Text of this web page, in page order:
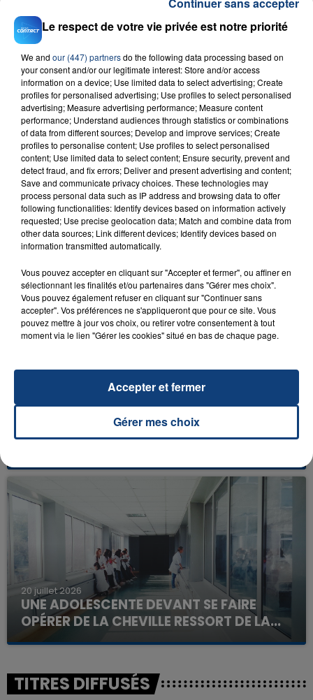
Let Me Be
THE SECOND VOICE
RADIO CONTACT
FIL D'ACTU
INCENDIE MORTEL À LENS : UNE FEMME ET
Un homme s'est immolé par le feu après avoir
aspergé sa compagne et leur bébé de trois mois
d'un liquide inflammable.
20 juillet 2026
UNE ADOLESCENTE DEVANT SE FAIRE
OPÉRER DE LA CHEVILLE RESSORT DE LA...
La famille a porté plainte contre la clinique qui a
excuses.
TITRES DIFFUSÉS
Le respect de votre vie privée est notre priorité
We and our (447) partnersdo the following data processing based on
your consent and/or our legitimate interest: Store and/or access
information on a device; Use limited data to select advertising; Create
profiles for personalised advertising; Use profiles to select personalised
advertising; Measure advertising performance; Measure content
performance; Understand audiences through statistics or combinations
of data from different sources; Develop and improve services; Create
profiles to personalise content; Use profiles to select personalised
content; Use limited data to select content; Ensure security, prevent and
detect fraud, and fix errors; Deliver and present advertising and content;
Save and communicate privacy choices. These technologies may
process personal data such as IP address and browsing data to offer
following functionalities: Identify devices based on information actively
requested; Use precise geolocation data; Match and combine data from
other data sources; Link different devices; Identify devices based on
information transmitted automatically.
Vous pouvez accepter en cliquant sur "Accepter et fermer", ou affiner en
sélectionnant les finalités et/ou partenaires dans "Gérer mes choix".
Vous pouvez également refuser en cliquant sur "Continuer sans
accepter". Vos préférences ne s'appliqueront que pour ce site. Vous
pouvez mettre à jour vos choix, ou retirer votre consentement à tout
moment via le lien "Gérer les cookies" situé en bas de chaque page.
Gérer mes choix
Accepter et fermer